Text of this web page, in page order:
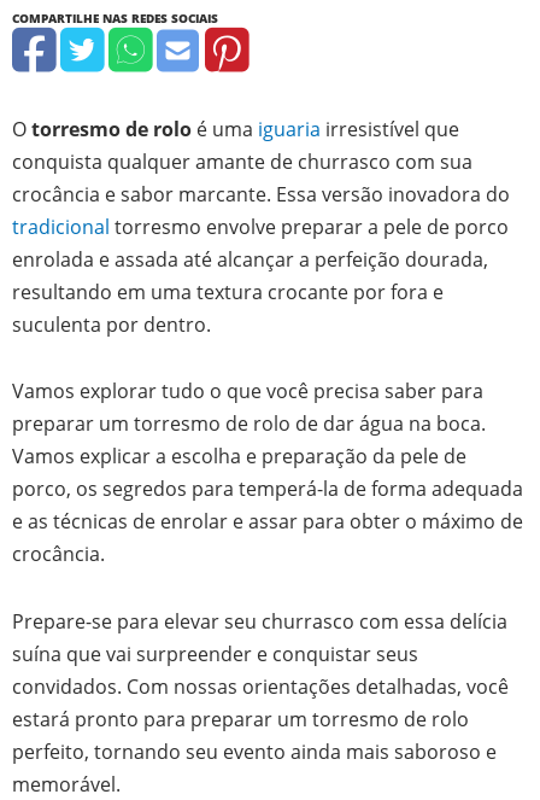
Otorresmo de rolo é uma iguaria irresistível que
conquista qualquer amante de churrasco com sua
crocância e sabor marcante. Essa versão inovadora do
tradicional torresmo envolve preparar a pele de porco
enrolada e assada até alcançar a perfeição dourada,
resultando em uma textura crocante por fora e
suculenta por dentro.
Vamos explorar tudo o que você precisa saber para
preparar um torresmo de rolo de dar água na boca.
Vamos explicar a escolha e preparação da pele de
porco, os segredos para temperá-la de forma adequada
e as técnicas de enrolar e assar para obter o máximo de
crocância.
Prepare-se para elevar seu churrasco com essa delícia
suína que vai surpreender e conquistar seus
convidados. Com nossas orientações detalhadas, você
estará pronto para preparar um torresmo de rolo
perfeito, tornando seu evento ainda mais saboroso e
memorável.